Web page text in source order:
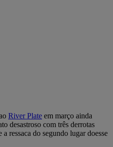
River Plate em março ainda
desastroso com três derrotas
ressaca do segundo lugar doesse